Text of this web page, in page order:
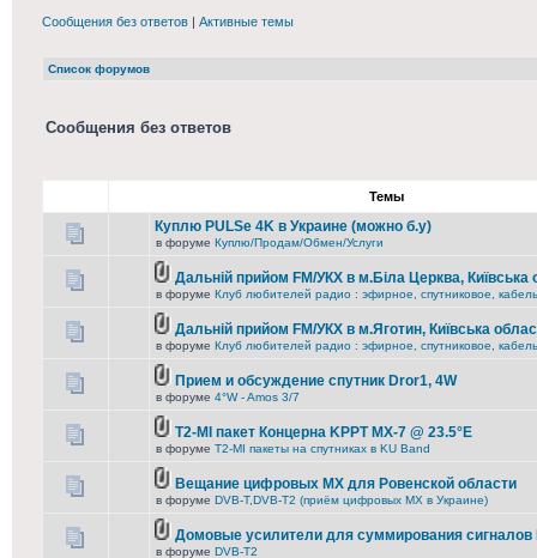
Сообщения без ответов | Активные темы
Список форумов
Сообщения без ответов
Темы
Куплю PULSe 4K в Украине (можно б.у)
в форуме Куплю/Продам/Обмен/Услуги
Дальній прийом FM/УКХ в м.Біла Церква, Київська
в форуме Клуб любителей радио : эфирное, спутниковое,
Дальній прийом FM/УКХ в м.Яготин, Київська
в форуме Клуб любителей радио : эфирное, спутниковое,
Прием и обсуждение спутник Dror1, 4W
в форуме 4°W - Amos 3/7
T2-MI пакет Концерна KРРТ МХ-7 @ 23.5°E
в форуме T2-MI пакеты на спутниках в KU Band
Вещание цифровых MX для Ровенской области
в форуме DVB-T,DVB-T2 (приём цифровых МХ в Украине)
Домовые усилители для суммирования
в форуме DVB-T2